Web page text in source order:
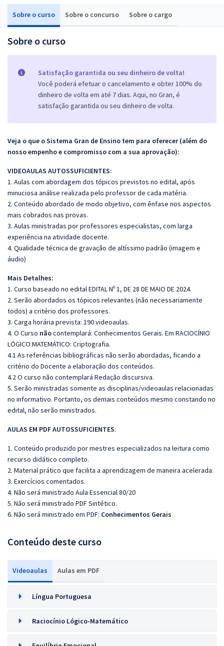
Sobre o curso Sobre o concurso Sobre o cargo
Sobre o curso
Satisfação garantida ou seu dinheiro de volta!
Você poderá efetuar o cancelamento e obter 100% do
dinheiro de volta em até 7 dias. Aqui, no Gran, é
satisfação garantida ou seu dinheiro de volta.
Veja o que o Sistema Gran de Ensino tem para oferecer (além do
nosso empenho e compromisso com a sua aprovação):
VIDEOAULAS AUTOSSUFICIENTES:
1. Aulas com abordagem dos tópicos previstos no edital, após
minuciosa análise realizada pelo professor de cada matéria.
2. Conteúdo abordado de modo objetivo, com ênfase nos aspectos
mais cobrados nas provas.
3. Aulas ministradas por professores especialistas, com larga
experiência na atividade docente.
4. Qualidade técnica de gravação de altíssimo padrão (imagem e
áudio)
Mais Detalhes:
1. Curso baseado no edital EDITAL Nº 1, DE 28 DE MAIO DE 2024.
2. Serão abordados os tópicos relevantes (não necessariamente
todos) a critério dos professores.
3. Carga horária prevista: 190 videoaulas.
4. O Curso nãocontemplará: Conhecimentos Gerais. Em RACIOCÍNIO
LÓGICO MATEMÁTICO: Criptografia.
4.1 As referências bibliográficas não serão abordadas, ficando a
critério do Docente a elaboração dos conteúdos.
4.2 O curso não contemplará Redação discursiva.
5. Serão ministradas somente as disciplinas/videoaulas relacionadas
no informativo. Portanto, os demais conteúdos mesmo constando no
edital, não serão ministrados.
AULAS EM PDF AUTOSSUFICIENTES:
1. Conteúdo produzido por mestres especializados na leitura como
recurso didático completo.
2. Material prático que facilita a aprendizagem de maneira acelerada.
3. Exercícios comentados.
4. Não será ministrado Aula Essencial 80/20
5. Não será ministrado PDF Sintético.
6. Não será ministrado em PDF: Conhecimentos Gerais
Conteúdo deste curso
Videoaulas Aulas em PDF
Língua Portuguesa
Raciocínio Lógico-Matemático